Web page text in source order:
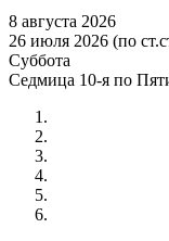
8 августа 2026
26 июля 2026 (по
Суббота
Седмица 10-я по